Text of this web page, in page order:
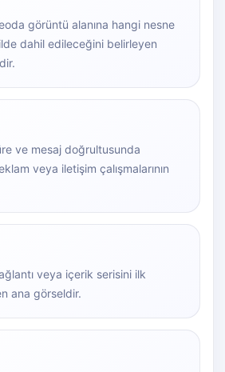
görüntü alanına hangi nesne
dahil edileceğini belirleyen
ve mesaj doğrultusunda
veya iletişim çalışmalarının
veya içerik serisini ilk
ana görseldir.